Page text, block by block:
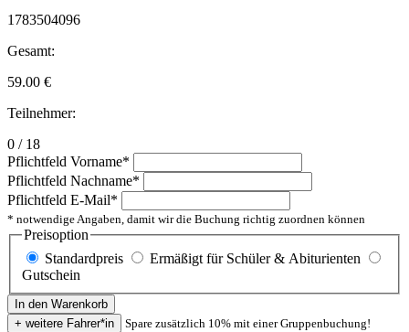
1783504096
Gesamt:
59.00 €
Teilnehmer:
0 / 18
Pflichtfeld Vorname*
Pflichtfeld Nachname*
Pflichtfeld E-Mail*
* notwendige Angaben, damit wir die Buchung richtig zuordnen können
Preisoption
Standardpreis
Ermäßigt für Schüler & Abiturienten
Gutschein
Spare zusätzlich 10% mit einer Gruppenbuchung!